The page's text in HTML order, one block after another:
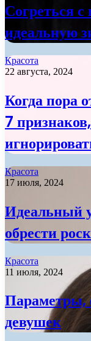
Согреться
идеальную
Красота
22 августа, 2024
Когда пора
7
Красота
17 июля, 2024
Идеальный
обрести
Красота
11 июля, 2024
Параметры,
девушек